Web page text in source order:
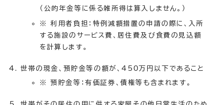
（公的年金等に係る雑所得は算入しません。）
※ 利用者負担：特例減額措置の申請の際に、入所
する施設のサービス費、居住費及び食費の見込額
を計算します。
世帯の現金、預貯金等の額が、450万円以下であること
※ 預貯金等：有価証券、債権等も含まれます。